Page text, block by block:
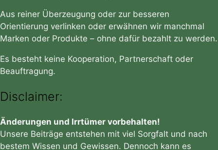
Aus reiner Überzeugung oder zur besseren
Orientierung verlinken oder erwähnen wir manchmal
Marken oder Produkte – ohne dafür bezahlt zu werden.
Es besteht keine Kooperation, Partnerschaft oder
Beauftragung.
Disclaimer:
Änderungen und Irrtümer vorbehalten!
Unsere Beiträge entstehen mit viel Sorgfalt und nach
bestem Wissen und Gewissen. Dennoch kann es